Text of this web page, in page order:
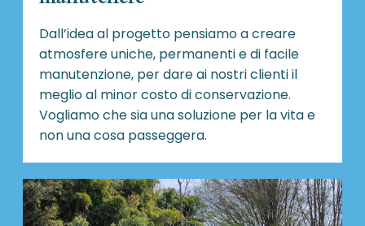
Dall’idea al progetto pensiamo a creare
atmosfere uniche, permanenti e di facile
manutenzione, per dare ai nostri clienti il
meglio al minor costo di conservazione.
Vogliamo che sia una soluzione per la vita e
non una cosa passeggera.